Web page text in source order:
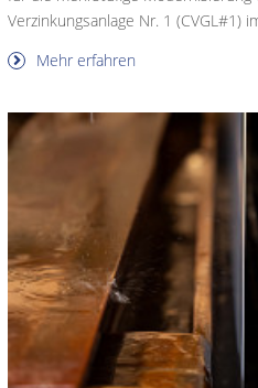
Verzinkungsanlage Nr. 1 (CVGL#1)
Mehr erfahren